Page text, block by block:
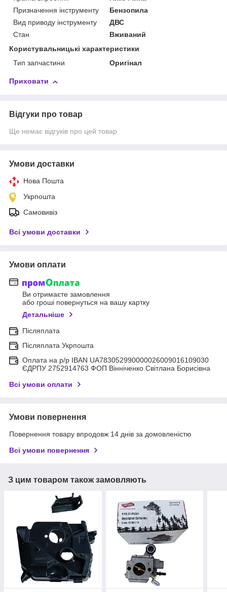
Призначення інструменту
Бензопила
Вид приводу інструменту
ДВС
Стан
Вживаний
Користувальницькі характеристики
Тип запчастини
Оригінал
Приховати
Відгуки про товар
Ще немає відгуків про цей товар
Умови доставки
Нова Пошта
Укрпошта
Самовивіз
Всі умови доставки
Умови оплати
Ви отримаєте замовлення
або гроші повернуться на вашу картку
Детальніше
Післяплата
Післяплата Укрпошта
Оплата на р/р IBAN UA783052990000026009016109030
ЄДРПУ 2752914763 ФОП Вінніченко Світлана Борисівна
Всі умови оплати
Умови повернення
Повернення товару впродовж 14 днів за домовленістю
Всі умови повернення
З цим товаром також замовляють